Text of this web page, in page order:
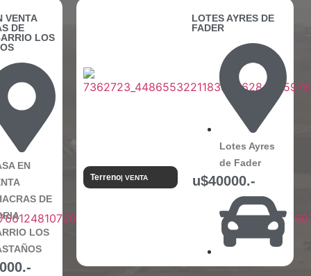
VENTA
DE
LOS
EN
DE
LOS
Terreno| VENTA
LOTES AYRES DE
FADER
Lotes Ayres
de Fader
u$40000.-